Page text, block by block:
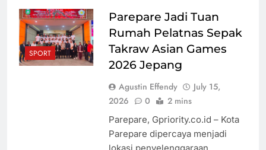
Dokter Usai
Keluhkan
Kamar RS di
Medsos
Media Asing
Kembali Soroti
Pemerintahan
Prabowo,
Indonesia
Disebut Akan
Tips Aman
Melamar Kerja
Waspada
TPPO Digital!
Pesona Kain
SPORT
Parepare Jadi Tuan
Rumah Pelatnas Sepak
Takraw Asian Games
2026 Jepang
Agustin Effendy
July 15,
2026
0 2 mins
Parepare, Gpriority.co.id – Kota
Parepare dipercaya menjadi